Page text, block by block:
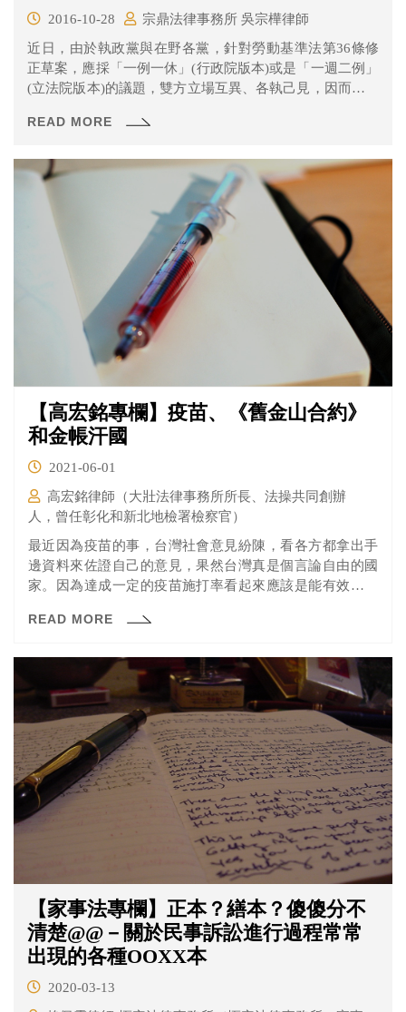
2016-10-28
宗鼎法律事務所 吳宗樺律師
近日，由於執政黨與在野各黨，針對勞動基準法第36條修
正草案，應採「一例一休」(行政院版本)或是「一週二例」
(立法院版本)的議題，雙方立場互異、各執己見，因而吵得
READ MORE
【高宏銘專欄】疫苗、《舊金山合約》
和金帳汗國
2021-06-01
高宏銘律師（大壯法律事務所所長、法操共同創辦
人，曾任彰化和新北地檢署檢察官）
最近因為疫苗的事，台灣社會意見紛陳，看各方都拿出手
邊資料來佐證自己的意見，果然台灣真是個言論自由的國
家。因為達成一定的疫苗施打率看起來應該是能有效終結
也是情有可原。
READ MORE
【家事法專欄】正本？繕本？傻傻分不
清楚@@－關於民事訴訟進行過程常常
出現的各種OOXX本
2020-03-13